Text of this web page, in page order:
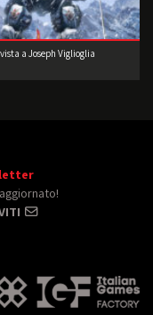
a Joseph Viglioglia